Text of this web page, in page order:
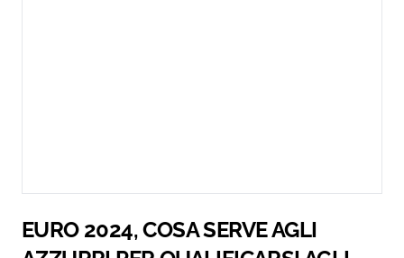
EURO 2024, COSA SERVE AGLI